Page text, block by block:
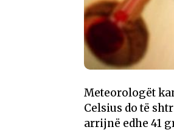
Meteorologët
Celsius do të
arrijnë edhe 41